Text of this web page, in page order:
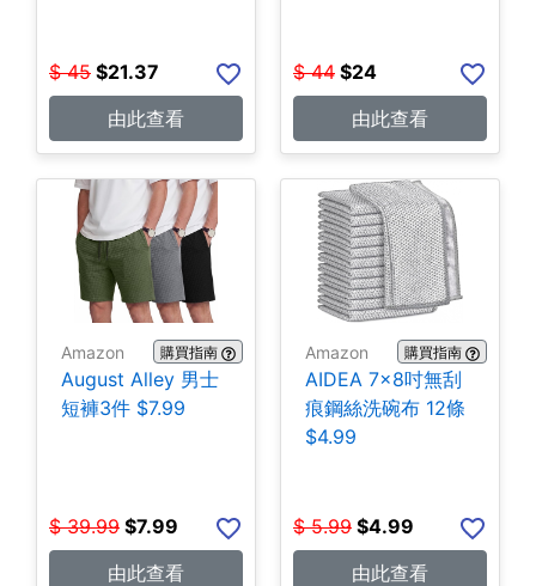
$ 45 $21.37
由此查看
$ 44 $24
由此查看
Amazon 購買指南
August Alley 男士
短褲3件 $7.99
$ 39.99 $7.99
由此查看
Amazon 購買指南
AIDEA 7×8吋無刮
痕鋼絲洗碗布 12條
$4.99
$ 5.99 $4.99
由此查看